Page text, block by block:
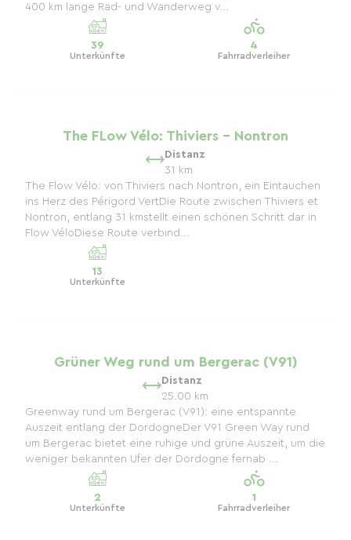
400 km lange Rad- und Wanderweg v...
39
Unterkünfte
4
Fahrradverleiher
The FLow Vélo: Thiviers – Nontron
Distanz
31 km
The Flow Vélo: von Thiviers nach Nontron, ein Eintauchen
ins Herz des Périgord VertDie Route zwischen Thiviers et
Nontron, entlang 31 kmstellt einen schönen Schritt dar in
Flow VéloDiese Route verbind...
13
Unterkünfte
Grüner Weg rund um Bergerac (V91)
Distanz
25.00 km
Greenway rund um Bergerac (V91): eine entspannte
Auszeit entlang der DordogneDer V91 Green Way rund
um Bergerac bietet eine ruhige und grüne Auszeit, um die
weniger bekannten Ufer der Dordogne fernab ...
2
Unterkünfte
1
Fahrradverleiher